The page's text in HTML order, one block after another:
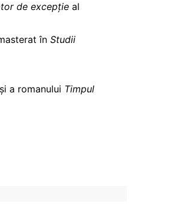
de excepţie al
în Studii
a romanului Timpul